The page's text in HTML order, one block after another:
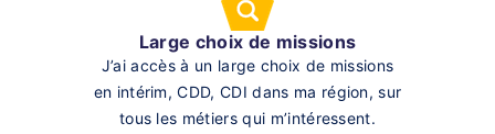
Large choix de missions
J’ai accès à un large choix de missions
en intérim, CDD, CDI dans ma région, sur
tous les métiers qui m’intéressent.